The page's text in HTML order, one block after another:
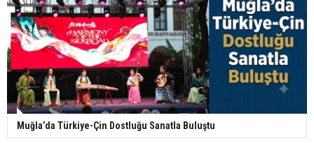
Muğla’da Türkiye-Çin Dostluğu Sanatla Buluştu